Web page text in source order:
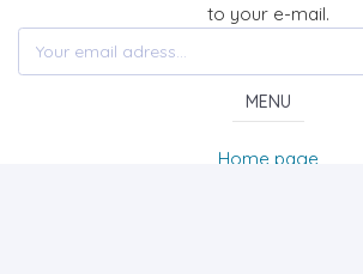
to your e-mail.
MENU
Home page